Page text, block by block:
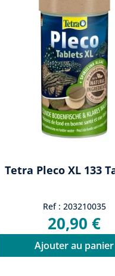
Tetra Pleco XL 133
Ref : 203210035
20,90 €
Ajouter au panier